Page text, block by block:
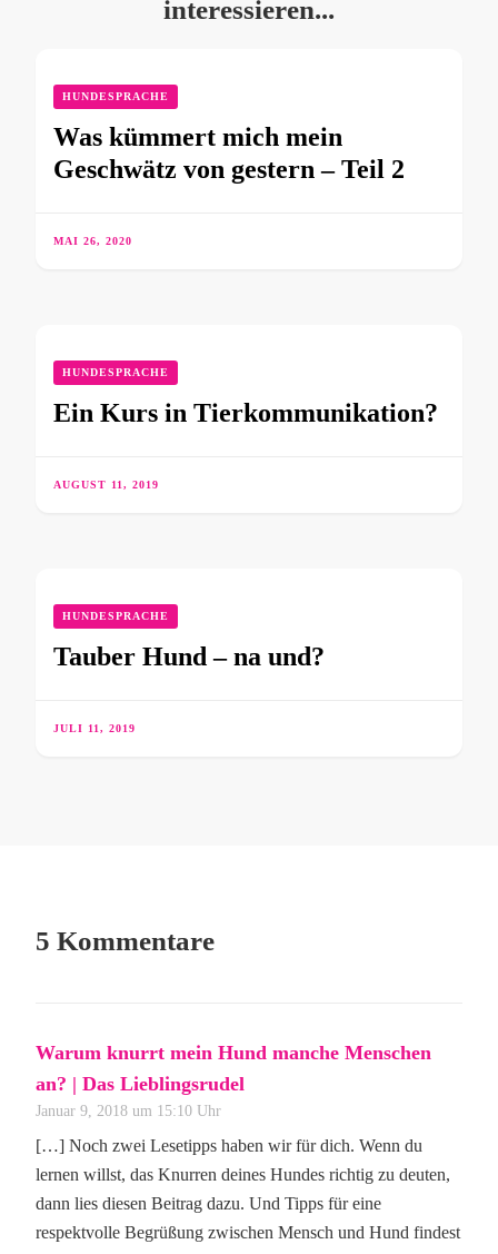
interessieren...
HUNDESPRACHE
Was kümmert mich mein
Geschwätz von gestern – Teil 2
MAI 26, 2020
HUNDESPRACHE
Ein Kurs in Tierkommunikation?
AUGUST 11, 2019
HUNDESPRACHE
Tauber Hund – na und?
JULI 11, 2019
5 Kommentare
Warum knurrt mein Hund manche Menschen
an? | Das Lieblingsrudel
Januar 9, 2018 um 15:10 Uhr
[…] ​Noch zwei Lesetipps haben wir für dich. Wenn du
lernen willst, das Knurren deines Hundes richtig zu deuten,
dann lies diesen Beitrag dazu. Und Tipps für eine
respektvolle Begrüßung zwischen Mensch und Hund findest